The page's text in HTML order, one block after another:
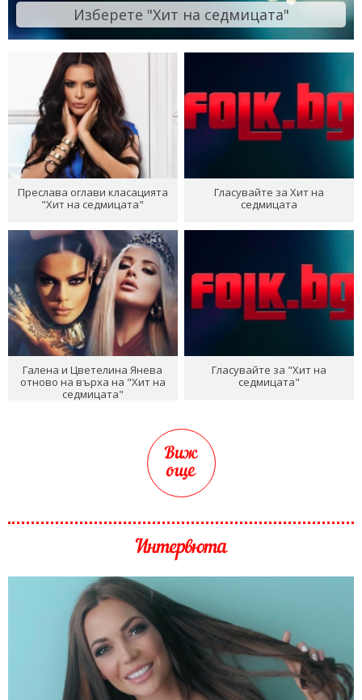
Изберете "Хит на седмицата"
Преслава оглави класацията
"Хит на седмицата"
Гласувайте за Хит на
седмицата
Галена и Цветелина Янева
отново на върха на "Хит на
седмицата"
Гласувайте за "Хит на
седмицата"
Виж
още
Интервюта